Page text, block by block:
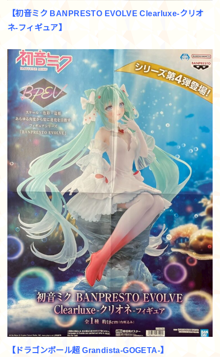
【初音ミク BANPRESTO EVOLVE Clearluxe-クリオ
ネ-フィギュア】
【ドラゴンボール超 Grandista-GOGETA-】